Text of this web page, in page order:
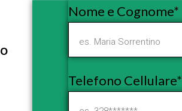
Nome e Cognome*
Telefono Cellulare*